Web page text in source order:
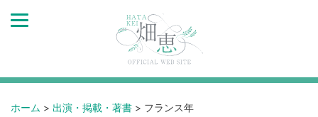
ホーム > 出演・掲載・著書 > フランス年